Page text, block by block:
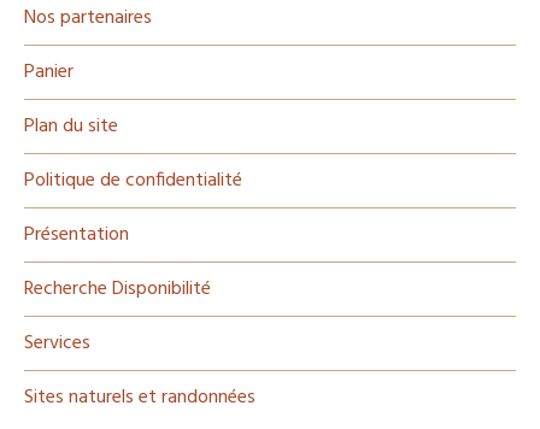
Nos partenaires
Panier
Plan du site
Politique de confidentialité
Présentation
Recherche Disponibilité
Services
Sites naturels et randonnées